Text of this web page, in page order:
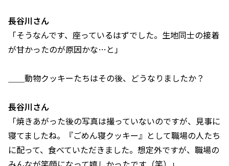
長谷川さん
「そうなんです、座っているはずでした。生地同士の接着
が甘かったのが原因かな…と」
＿＿動物クッキーたちはその後、どうなりましたか？
長谷川さん
「焼きあがった後の写真は撮っていないのですが、見事に
寝てましたね。『ごめん寝クッキー』として職場の人たち
に配って、食べていただきました。想定外ですが、職場の